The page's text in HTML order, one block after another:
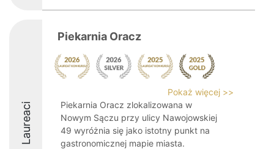
Laureaci
Piekarnia Oracz
Pokaż więcej >>
Piekarnia Oracz zlokalizowana w
Nowym Sączu przy ulicy Nawojowskiej
49 wyróżnia się jako istotny punkt na
gastronomicznej mapie miasta.